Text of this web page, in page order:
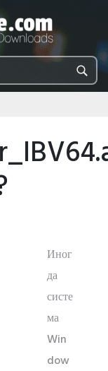
Иног
да
систе
ма
Win
dow